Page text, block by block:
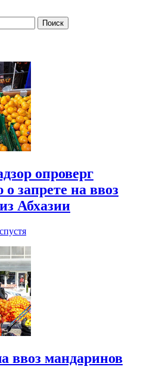
опроверг
запрете на ввоз
Абхазии
ввоз мандаринов